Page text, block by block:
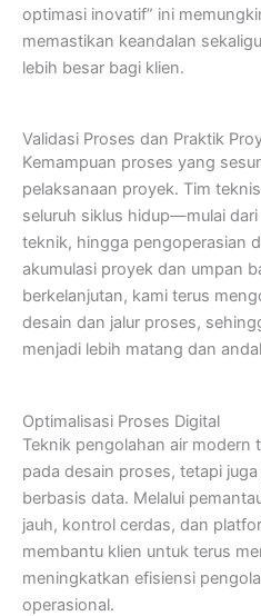
optimasi inovatif” ini
memastikan keandalan
lebih besar bagi klien.
Validasi Proses dan Praktik
Kemampuan proses yang
pelaksanaan proyek. Tim
seluruh siklus hidup—mulai
teknik, hingga pengoperasian
akumulasi proyek dan umpan
berkelanjutan, kami terus
desain dan jalur proses,
menjadi lebih matang dan
Optimalisasi Proses Digital
Teknik pengolahan air modern
pada desain proses, tetapi
berbasis data. Melalui
jauh, kontrol cerdas, dan
membantu klien untuk terus
meningkatkan efisiensi
operasional.